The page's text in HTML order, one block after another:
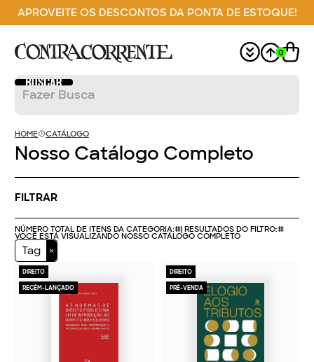
APROVEITE OS DESCONTOS DA PONTA DE ESTOQUE!
0
HOME CATÁLOGO
Nosso Catálogo Completo
FILTRAR
NÚMERO TOTAL DE ITENS DA CATEGORIA:#| RESULTADOS DO FILTRO:#
VOCÊ ESTÁ VISUALIZANDO NOSSO CATÁLOGO COMPLETO
Tag
DIREITO
RECÉM-LANÇADO
2026
DIREITO
PRÉ-VENDA
2026